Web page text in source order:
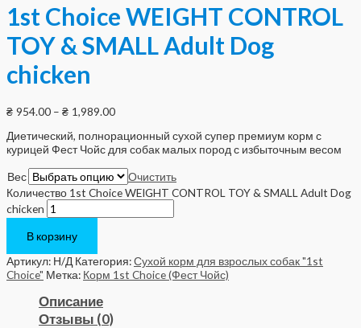
1st Choice WEIGHT CONTROL
TOY & SMALL Adult Dog
chicken
₴ 954.00 – ₴ 1,989.00
Диетический, полнорационный сухой супер премиум корм с
курицей Фест Чойс для собак малых пород с избыточным весом
Вес
Очистить
Количество 1st Choice WEIGHT CONTROL TOY & SMALL Adult Dog
chicken
В корзину
Артикул: Н/Д Категория:Сухой корм для взрослых собак "1st
Choice" Метка: Корм 1st Choice (Фест Чойс)
Описание
Отзывы (0)